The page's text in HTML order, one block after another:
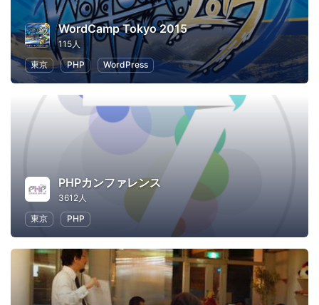
WordCamp Tokyo 2015
115人
東京
PHP WordPress
PHPカンファレンス
3612人
東京
PHP